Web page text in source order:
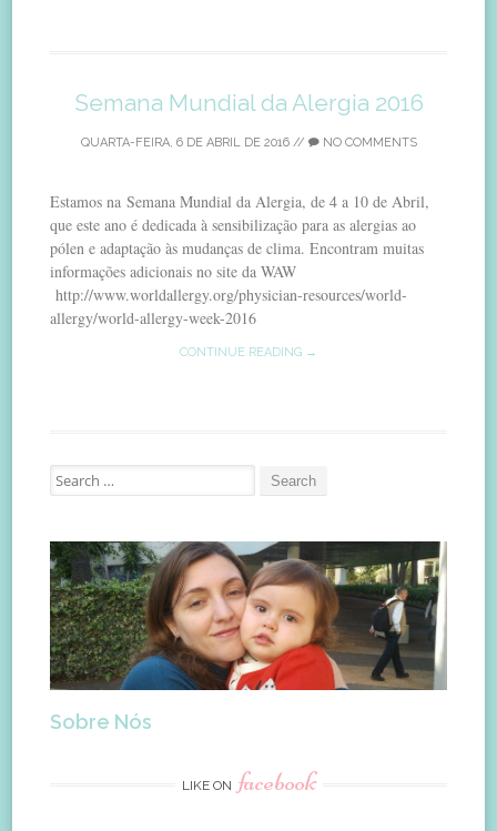
Semana Mundial da Alergia 2016
QUARTA-FEIRA, 6 DE ABRIL DE 2016// NO COMMENTS
Estamos na Semana Mundial da Alergia, de 4 a 10 de Abril,
que este ano é dedicada à sensibilização para as alergias ao
pólen e adaptação às mudanças de clima. Encontram muitas
informações adicionais no site da WAW
http://www.worldallergy.org/physician-resources/world-
allergy/world-allergy-week-2016
CONTINUE READING →
Search
for:
Sobre Nós
LIKE ON facebook